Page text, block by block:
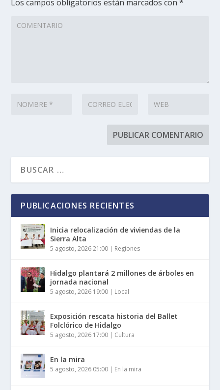
Los campos obligatorios están marcados con*
PUBLICACIONES RECIENTES
Inicia relocalización de viviendas de la
Sierra Alta
5 agosto, 2026 21:00 | Regiones
Hidalgo plantará 2 millones de árboles en
jornada nacional
5 agosto, 2026 19:00 | Local
Exposición rescata historia del Ballet
Folclórico de Hidalgo
5 agosto, 2026 17:00 | Cultura
En la mira
5 agosto, 2026 05:00 | En la mira